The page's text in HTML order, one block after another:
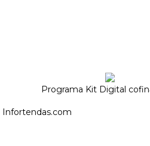
Programa Kit Digital
Infortendas.com